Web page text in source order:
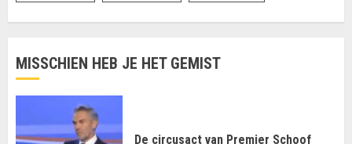
MISSCHIEN HEB JE HET GEMIST
De circusact van Premier Schoof